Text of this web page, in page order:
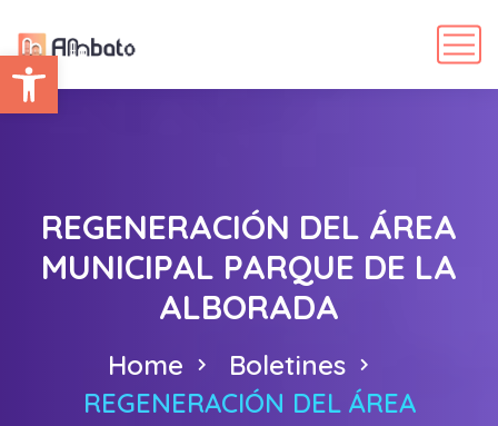
Abrir barra de herramientas
REGENERACIÓN DEL ÁREA
MUNICIPAL PARQUE DE LA
ALBORADA
Home
Boletines
REGENERACIÓN DEL ÁREA